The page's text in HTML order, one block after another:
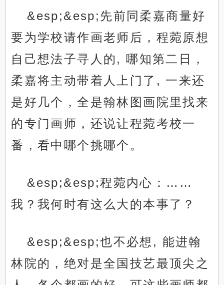
&esp;&esp;先前同柔嘉商量好
要为学校请作画老师后，程菀原想
自己想法子寻人的, 哪知第二日，
柔嘉将主动带着人上门了, 一来还
是好几个，全是翰林图画院里找来
的专门画师，还说让程菀考校一
番，看中哪个挑哪个。
&esp;&esp;程菀内心：……
我？我何时有这么大的本事了？
&esp;&esp;也不必想, 能进翰
林院的，绝对是全国技艺最顶尖之